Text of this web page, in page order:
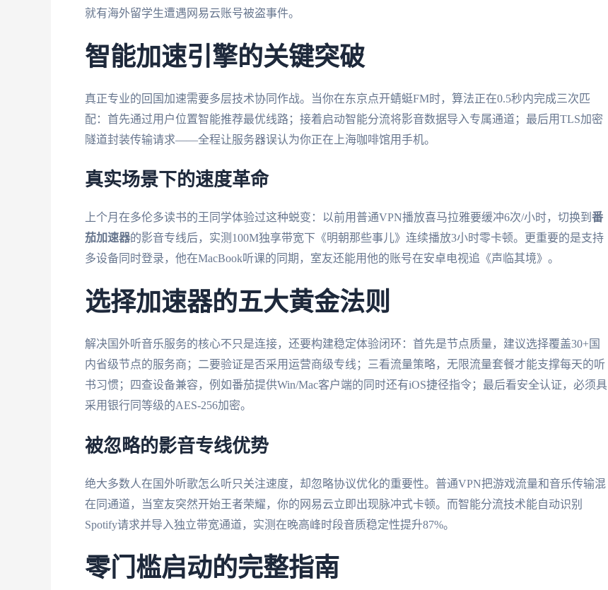
就有海外留学生遭遇网易云账号被盗事件。
智能加速引擎的关键突破
真正专业的回国加速需要多层技术协同作战。当你在东京点开蜻蜓FM时，算法正在0.5秒内完成三次匹
配：首先通过用户位置智能推荐最优线路；接着启动智能分流将影音数据导入专属通道；最后用TLS加密
隧道封装传输请求——全程让服务器误认为你正在上海咖啡馆用手机。
真实场景下的速度革命
上个月在多伦多读书的王同学体验过这种蜕变：以前用普通VPN播放喜马拉雅要缓冲6次/小时，切换到 番
茄加速器的影音专线后，实测100M独享带宽下《明朝那些事儿》连续播放3小时零卡顿。更重要的是支持
多设备同时登录，他在MacBook听课的同期，室友还能用他的账号在安卓电视追《声临其境》。
选择加速器的五大黄金法则
解决国外听音乐服务的核心不只是连接，还要构建稳定体验闭环：首先是节点质量，建议选择覆盖30+国
内省级节点的服务商；二要验证是否采用运营商级专线；三看流量策略，无限流量套餐才能支撑每天的听
书习惯；四查设备兼容，例如番茄提供Win/Mac客户端的同时还有iOS捷径指令；最后看安全认证，必须具
采用银行同等级的AES-256加密。
被忽略的影音专线优势
绝大多数人在国外听歌怎么听只关注速度，却忽略协议优化的重要性。普通VPN把游戏流量和音乐传输混
在同通道，当室友突然开始王者荣耀，你的网易云立即出现脉冲式卡顿。而智能分流技术能自动识别
Spotify请求并导入独立带宽通道，实测在晚高峰时段音质稳定性提升87%。
零门槛启动的完整指南